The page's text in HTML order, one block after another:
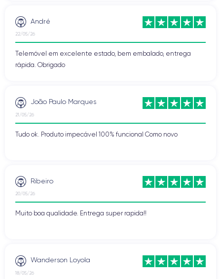
André
22/05/26
Telemóvel em excelente estado, bem embalado, entrega
rápida. Obrigado
João Paulo Marques
21/05/26
Tudo ok. Produto impecável 100% funcional Como novo
Ribeiro
20/05/26
Muito boa qualidade. Entrega super rapida!!
Wanderson Loyola
18/05/26